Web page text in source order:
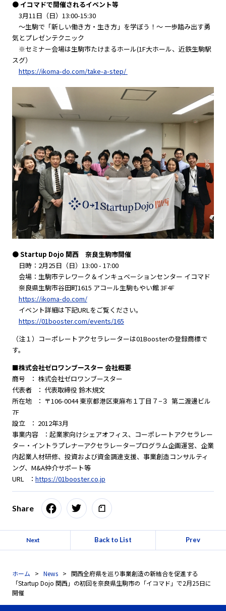
● イコマドで開催されるイベント等
3月11日（日）13:00-15:30
～生駒で「新しい働き方・生き方」を学ぼう！～ 一歩踏み出す勇
気とプレゼンテクニック
※セミナー会場は生駒市たけまるホール(1F大ホール、近鉄生駒駅
スグ）
https://ikoma-do.com/take-a-step/
● Startup Dojo 関西 奈良生駒市開催
日時：2月25日（日）13:00 - 17:00
会場：生駒市テレワーク＆インキュベーションセンター イコマド
奈良県生駒市谷田町1615 アコール生駒もやい館 3F4F
https://ikoma-do.com/
イベント詳細は下記URLをご覧ください。
https://01booster.com/events/165
（注１）コーポレートアクセラレーターは01Boosterの登録商標で
す。
■株式会社ゼロワンブースター 会社概要
商号 ： 株式会社ゼロワンブースター
代表者 ： 代表取締役 鈴木規文
所在地 ： 〒106-0044 東京都港区東麻布１丁目７−３ 第二渡邊ビル
7F
設立 ： 2012年3月
事業内容 ：起業家向けシェアオフィス、コーポレートアクセラレー
ター・イントラプレナーアクセラレータープログラム企画運営、企業
内起業人材研修、投資および資金調達支援、事業創造コンサルティ
ング、M&A仲介サポート等
URL ： https://01booster.co.jp
Share
Next Back to List Prev
ホーム News
関西全府県を巡り事業創造の新結合を促進する
「Startup Dojo 関西」の初回を奈良県生駒市の「イコマド」で2月25日に
開催